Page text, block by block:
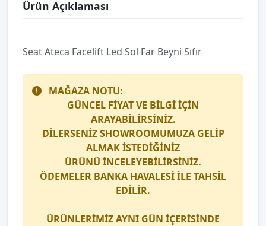
Ürün Açıklaması
Seat Ateca Facelift Led Sol Far Beyni Sıfır
MAĞAZA NOTU:
GÜNCEL FİYAT VE BİLGİ İÇİN
ARAYABİLİRSİNİZ.
DİLERSENİZ SHOWROOMUMUZA GELİP
ALMAK İSTEDİĞİNİZ
ÜRÜNÜ İNCELEYEBİLİRSİNİZ.
ÖDEMELER BANKA HAVALESİ İLE TAHSİL
EDİLİR.
ÜRÜNLERİMİZ AYNI GÜN İÇERİSİNDE